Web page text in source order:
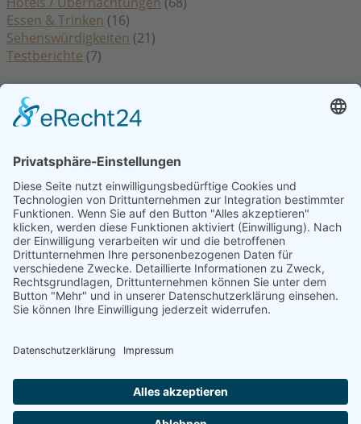
Essen & Trinken (16)
Sehenswürdigkeiten (21)
Testberichte (7)
Rechtliches
Impressum
Kontakt
Cookie Einstellungen
Hinweis: Affiliatelinks/Werbelinks/Werbung
Die mit Sternchen () gekennzeichneten Links sind sogenannte Affiliate-
Links. Wenn du auf so einen Affiliate-Link klickst und über diesen Link
Anbieter eine Provision. Für dich verändert sich der Preis nicht.
Artikel zum Testen erhalten haben oder im Auftrag getestet haben.
Diese Artikel werden nur geschrieben, wenn wir dafür keine Auflagen